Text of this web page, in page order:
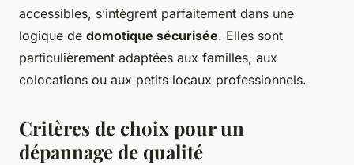
accessibles, s’intègrent parfaitement dans une
logique de domotique sécurisée. Elles sont
particulièrement adaptées aux familles, aux
colocations ou aux petits locaux professionnels.
Critères de choix pour un
dépannage de qualité